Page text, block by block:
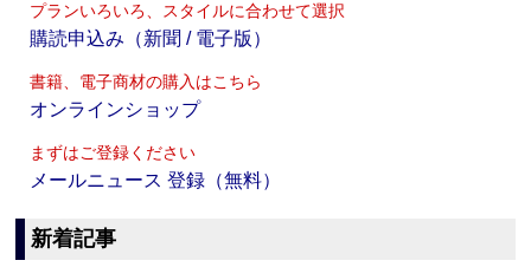
プランいろいろ、スタイルに合わせて選択
購読申込み（新聞 / 電子版）
書籍、電子商材の購入はこちら
オンラインショップ
まずはご登録ください
メールニュース 登録（無料）
新着記事